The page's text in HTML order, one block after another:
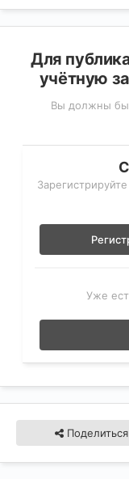
Для
учётную
Вы должны
Уже
Поделиться